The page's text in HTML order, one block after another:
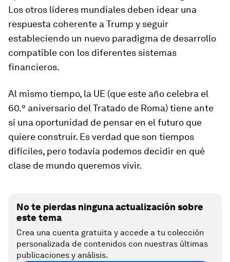
Los otros líderes mundiales deben idear una
respuesta coherente a Trump y seguir
estableciendo un nuevo paradigma de desarrollo
compatible con los diferentes sistemas
financieros.
Al mismo tiempo, la UE (que este año celebra el
60.º aniversario del Tratado de Roma) tiene ante
sí una oportunidad de pensar en el futuro que
quiere construir. Es verdad que son tiempos
difíciles, pero todavía podemos decidir en qué
clase de mundo queremos vivir.
No te pierdas ninguna actualización sobre
este tema
Crea una cuenta gratuita y accede a tu colección
personalizada de contenidos con nuestras últimas
publicaciones y análisis.